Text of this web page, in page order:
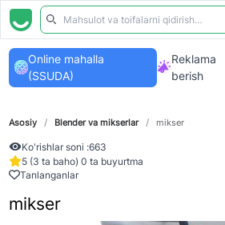
Online mahalla
(SSUDA)
Reklama
berish
Asosiy / Blender va mikserlar / mikser
Ko'rishlar soni :663
5 (3 ta baho) 0 ta buyurtma
Tanlanganlar
mikser